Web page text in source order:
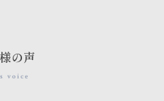
の声
voice